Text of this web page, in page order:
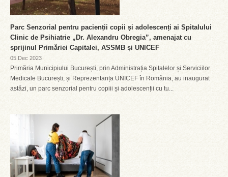
Parc Senzorial pentru pacienții copii și adolescenți ai Spitalului
Clinic de Psihiatrie „Dr. Alexandru Obregia”, amenajat cu
sprijinul Primăriei Capitalei, ASSMB și UNICEF
05 Dec 2023
Primăria Municipiului București, prin Administrația Spitalelor și Serviciilor
Medicale București, și Reprezentanța UNICEF în România, au inaugurat
astăzi, un parc senzorial pentru copiii și adolescenții cu tu...